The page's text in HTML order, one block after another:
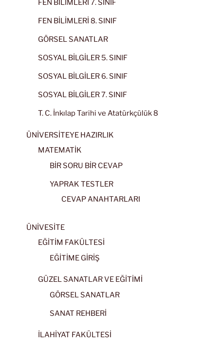
FEN BİLİMLERİ 7. SINIF
FEN BİLİMLERİ 8. SINIF
GÖRSEL SANATLAR
SOSYAL BİLGİLER 5. SINIF
SOSYAL BİLGİLER 6. SINIF
SOSYAL BİLGİLER 7. SINIF
T. C. İnkılap Tarihi ve Atatürkçülük 8
ÜNİVERSİTEYE HAZIRLIK
MATEMATİK
BİR SORU BİR CEVAP
YAPRAK TESTLER
CEVAP ANAHTARLARI
ÜNİVESİTE
EĞİTİM FAKÜLTESİ
EĞİTİME GİRİŞ
GÜZEL SANATLAR VE EĞİTİMİ
GÖRSEL SANATLAR
SANAT REHBERİ
İLAHİYAT FAKÜLTESİ